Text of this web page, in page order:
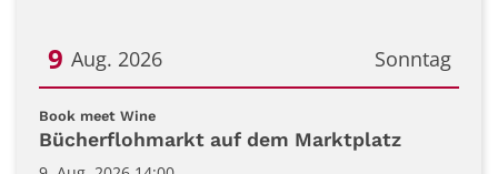
Sonntag
9 Aug. 2026
Datum: 9. August 2026
Book meet Wine:
Bücherflohmarkt auf dem Marktplatz